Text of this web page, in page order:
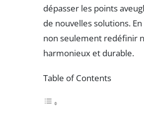
dépasser les points
de nouvelles solutions.
non seulement redéfinir
harmonieux et durable.
Table of Contents